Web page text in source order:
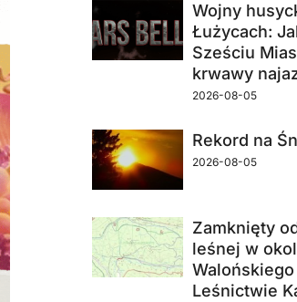
Wojny
Łużycach:
Sześciu
krwawy
2026-08-05
Rekord na
2026-08-05
Zamknięty
leśnej w
Leśnictwie